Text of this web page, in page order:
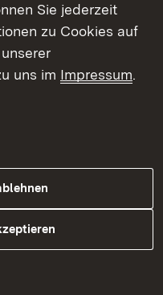
Sie jederzeit
zu Cookies auf
uns im Impressum.